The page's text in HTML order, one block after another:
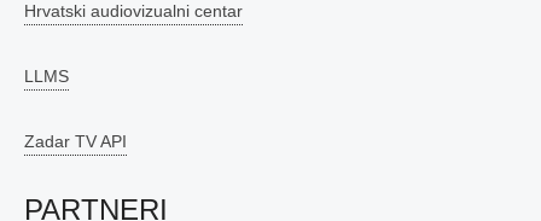
Hrvatski audiovizualni centar
LLMS
Zadar TV API
PARTNERI